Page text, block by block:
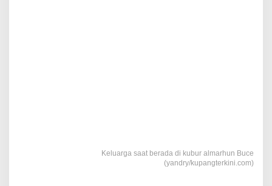
Keluarga saat berada di kubur almarhun Buce
(yandry/kupangterkini.com)